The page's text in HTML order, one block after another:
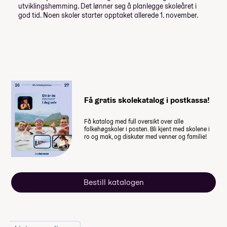
Natur og Aktivitet:
Tradisjonell Marokkansk Livsstil:
Matopplevelser:
Unik Opplevelser utenfor allfarvei:
Vi har flere samarbeidspartnere som sikrer en
Du kan trekke fra
Stipend fra Lånekassen
-61 952,-
Lån fra Lånekassen
-92 928,-
Les mer om priser, lån og stipend
Studiestøtten for neste år vedtas av
Stortinget i desember, ny beløp for
studiestøtte legges inn etter det.
utviklingshemming. Det lønner seg å planlegge skoleåret i
god tid. Noen skoler starter opptaket allerede 1. november.
Få gratis skolekatalog i postkassa!
Få katalog med full oversikt over alle
folkehøgskoler i posten. Bli kjent med skolene i
ro og mak, og diskuter med venner og familie!
Bestill katalogen